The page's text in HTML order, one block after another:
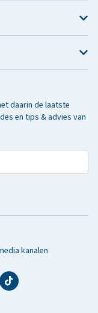
daarin de laatste
en tips & advies van
kanalen